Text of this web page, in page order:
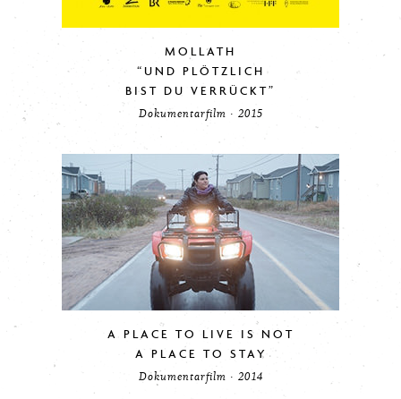
MOLLATH
“UND PLÖTZLICH
BIST DU VERRÜCKT”
Dokumentarfilm · 2015
A PLACE TO LIVE IS NOT
A PLACE TO STAY
Dokumentarfilm · 2014